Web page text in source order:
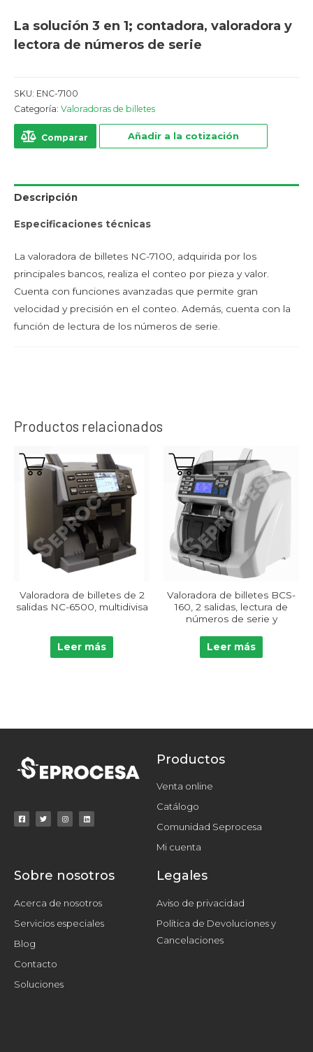
La solución 3 en 1; contadora, valoradora y
lectora de números de serie
SKU: ENC-7100
Categoría: Valoradoras de billetes
Comparar Añadir a la cotización
Descripción
Especificaciones técnicas
La valoradora de billetes NC-7100, adquirida por los
principales bancos, realiza el conteo por pieza y valor.
Cuenta con funciones avanzadas que permite gran
velocidad y precisión en el conteo. Además, cuenta con la
función de lectura de los números de serie.
Productos relacionados
Valoradora de billetes de 2
salidas NC-6500, multidivisa
Leer más
Valoradora de billetes BCS-
160, 2 salidas, lectura de
números de serie y
Leer más
Productos
Venta online
Catálogo
Comunidad Seprocesa
Mi cuenta
Sobre nosotros
Acerca de nosotros
Servicios especiales
Blog
Contacto
Soluciones
Legales
Aviso de privacidad
Política de Devoluciones y
Cancelaciones